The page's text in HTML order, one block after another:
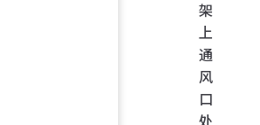
架
上
通
风
口
处